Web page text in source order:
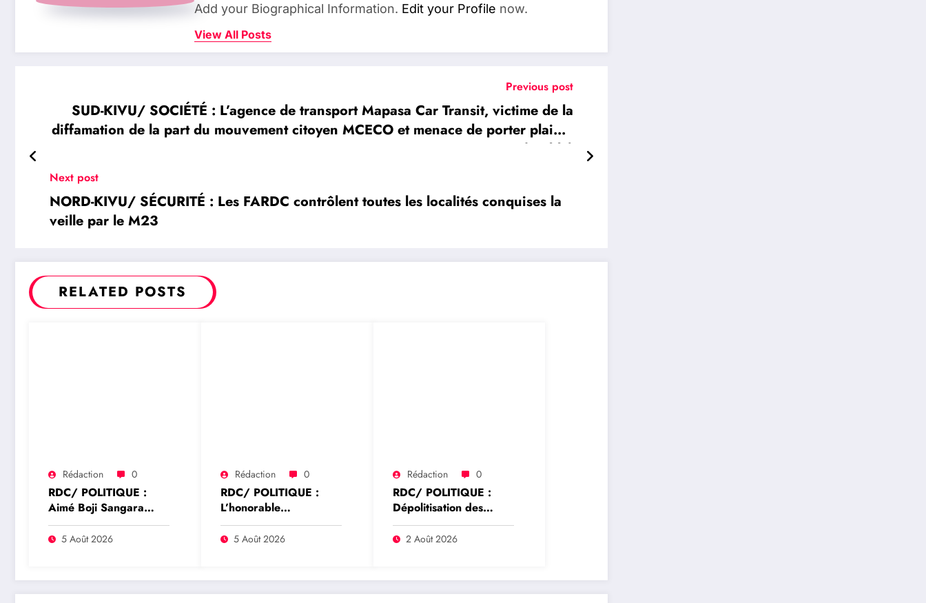
Add your Biographical Information. Edit your Profile now.
View All Posts
Previous post
SUD-KIVU/ SOCIÉTÉ : L’agence de transport Mapasa Car Transit, victime de la
diffamation de la part du mouvement citoyen MCECO et menace de porter plainte
( Câble)
Next post
NORD-KIVU/ SÉCURITÉ : Les FARDC contrôlent toutes les localités conquises la
veille par le M23
RELATED POSTS
Rédaction 0
RDC/ POLITIQUE :
Aimé Boji Sangara
plaide pour un tribunal
international afin de
RDC
5 Août 2026
Rédaction 0
RDC/ POLITIQUE :
L’honorable
Namazihana Bachoke
Patrick Baka salue la
l’économie numérique
5 Août 2026
Rédaction 0
RDC/ POLITIQUE :
Dépolitisation des
Entreprises: Les
dirigeants des
concours
2 Août 2026